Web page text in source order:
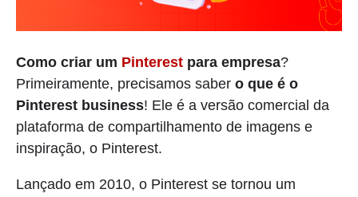
Como criar um Pinterest para empresa?
Primeiramente, precisamos saber o que é o
Pinterest business! Ele é a versão comercial da
plataforma de compartilhamento de imagens e
inspiração, o Pinterest.
Lançado em 2010, o Pinterest se tornou um